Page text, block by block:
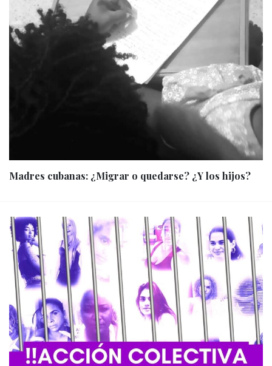
Madres cubanas: ¿Migrar o quedarse? ¿Y los hijos?